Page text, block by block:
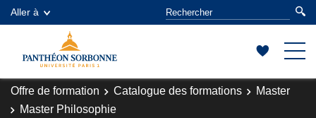
Aller à
Offre de formation Catalogue des formations
Master
Master Philosophie